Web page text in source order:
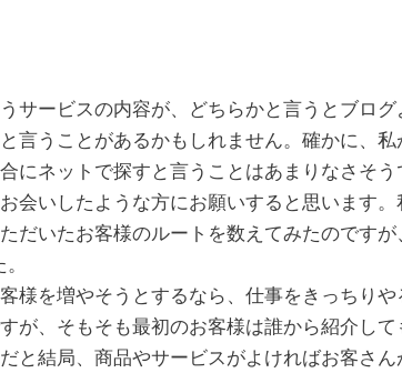
サービスの内容が、どちらかと言うとブログ
言うことがあるかもしれません。確かに、私
にネットで探すと言うことはあまりなさそ
会いしたような方にお願いすると思います
だいたお客様のルートを数えてみたのですが
様を増やそうとするなら、仕事をきっちり
が、そもそも最初のお客様は誰から紹介し
と結局、商品やサービスがよければお客さん